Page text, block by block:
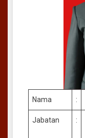
Nama :
Jabatan :